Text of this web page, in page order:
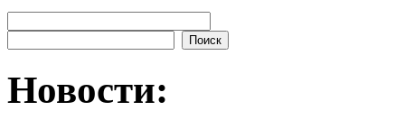
Новости: